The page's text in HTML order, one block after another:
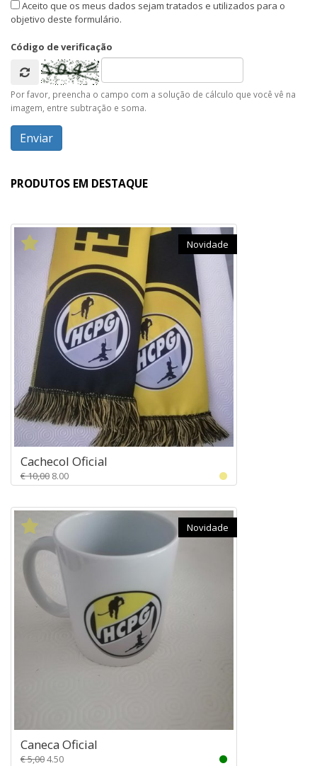
Aceito que os meus dados sejam tratados e utilizados para o
objetivo deste formulário.
Código de verificação
Por favor, preencha o campo com a solução de cálculo que você vê na
imagem, entre subtração e soma.
PRODUTOS EM DESTAQUE
Novidade
Cachecol Oficial
€ 10,00 8.00
Novidade
Caneca Oficial
€ 5,004.50